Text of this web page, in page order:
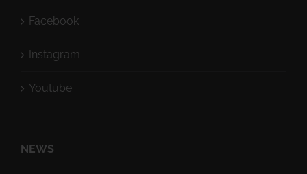
Facebook
Instagram
Youtube
NEWS